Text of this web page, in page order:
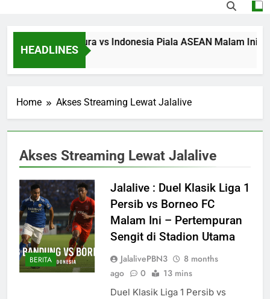
HEADLINES
Streaming Singapura vs Indonesia Piala ASEAN Malam Ini
3 Hours Ago
Home Akses Streaming Lewat Jalalive
Akses Streaming Lewat Jalalive
BERITA
Jalalive : Duel Klasik Liga 1
Persib vs Borneo FC
Malam Ini – Pertempuran
Sengit di Stadion Utama
JalalivePBN3
8 months
ago
0 13 mins
Duel Klasik Liga 1 Persib vs